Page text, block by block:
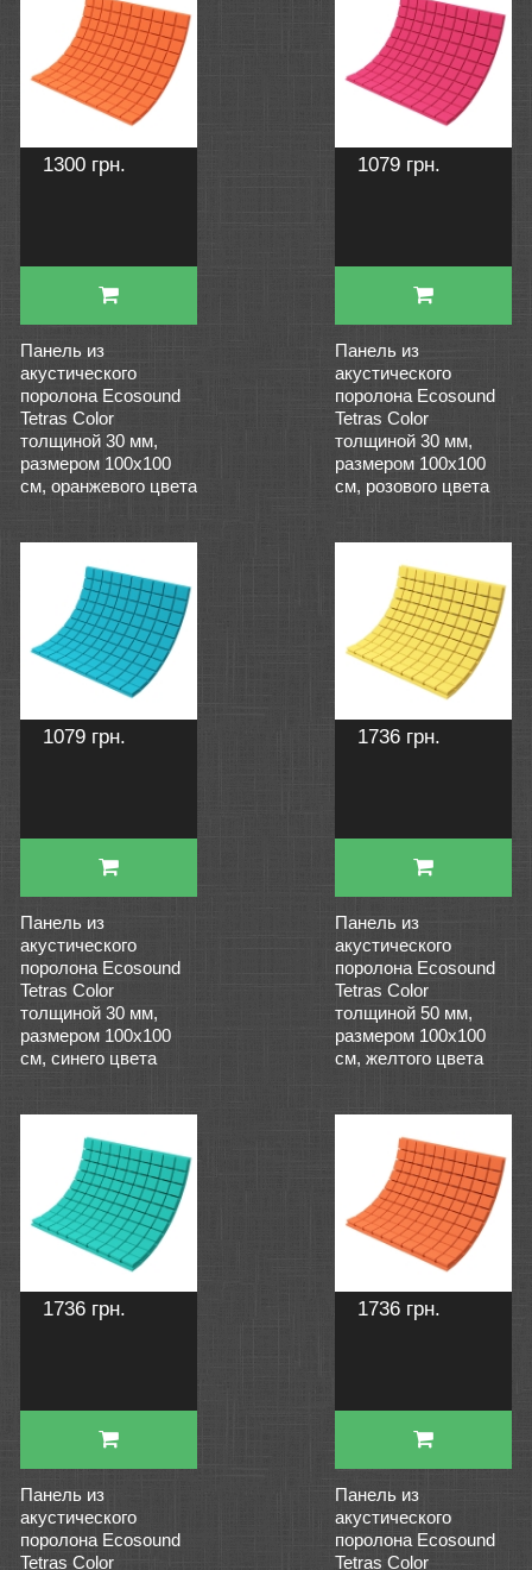
1300 грн.
Панель из
акустического
поролона Ecosound
Tetras Color
толщиной 30 мм,
размером 100х100
см, оранжевого цвета
1079 грн.
Панель из
акустического
поролона Ecosound
Tetras Color
толщиной 30 мм,
размером 100х100
см, розового цвета
1079 грн.
Панель из
акустического
поролона Ecosound
Tetras Color
толщиной 30 мм,
размером 100х100
см, синего цвета
1736 грн.
Панель из
акустического
поролона Ecosound
Tetras Color
толщиной 50 мм,
размером 100х100
см, желтого цвета
1736 грн.
Панель из
акустического
поролона Ecosound
Tetras Color
1736 грн.
Панель из
акустического
поролона Ecosound
Tetras Color